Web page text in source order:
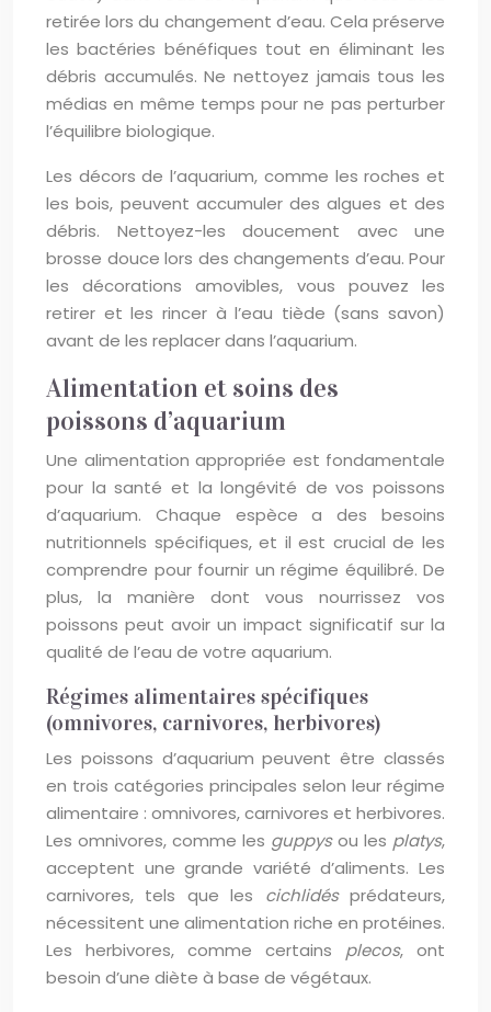
retirée lors du changement d’eau. Cela préserve
les bactéries bénéfiques tout en éliminant les
débris accumulés. Ne nettoyez jamais tous les
médias en même temps pour ne pas perturber
l’équilibre biologique.
Les décors de l’aquarium, comme les roches et
les bois, peuvent accumuler des algues et des
débris. Nettoyez-les doucement avec une
brosse douce lors des changements d’eau. Pour
les décorations amovibles, vous pouvez les
retirer et les rincer à l’eau tiède (sans savon)
avant de les replacer dans l’aquarium.
Alimentation et soins des
poissons d’aquarium
Une alimentation appropriée est fondamentale
pour la santé et la longévité de vos poissons
d’aquarium. Chaque espèce a des besoins
nutritionnels spécifiques, et il est crucial de les
comprendre pour fournir un régime équilibré. De
plus, la manière dont vous nourrissez vos
poissons peut avoir un impact significatif sur la
qualité de l’eau de votre aquarium.
Régimes alimentaires spécifiques
(omnivores, carnivores, herbivores)
Les poissons d’aquarium peuvent être classés
en trois catégories principales selon leur régime
alimentaire : omnivores, carnivores et herbivores.
Les omnivores, comme les guppysou les platys,
acceptent une grande variété d’aliments. Les
carnivores, tels que les cichlidésprédateurs,
nécessitent une alimentation riche en protéines.
Les herbivores, comme certains plecos, ont
besoin d’une diète à base de végétaux.